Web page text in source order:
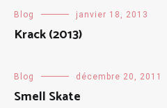
Blog janvier 18, 2013
Krack (2013)
Blog décembre 20, 2011
Smell Skate